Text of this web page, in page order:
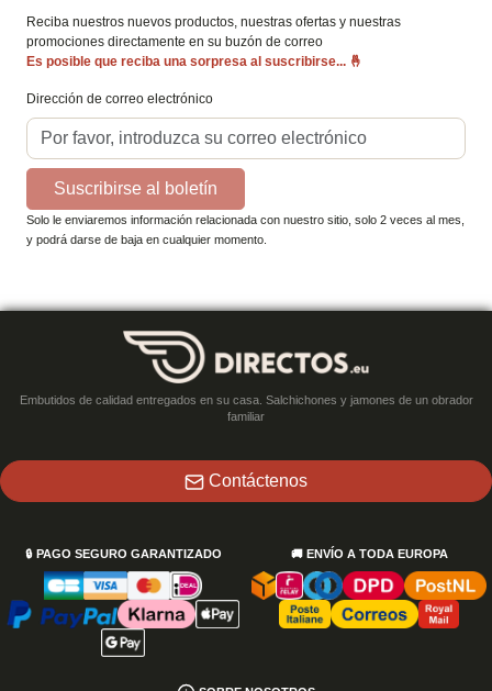
Reciba nuestros nuevos productos, nuestras ofertas y nuestras
promociones directamente en su buzón de correo
Es posible que reciba una sorpresa al suscribirse... 🤞
Dirección de correo electrónico
Suscribirse al boletín
Solo le enviaremos información relacionada con nuestro sitio, solo 2 veces al mes,
y podrá darse de baja en cualquier momento.
Embutidos de calidad entregados en su casa. Salchichones y jamones de un obrador
familiar
Contáctenos
🔒 PAGO SEGURO GARANTIZADO 🚚 ENVÍO A TODA EUROPA